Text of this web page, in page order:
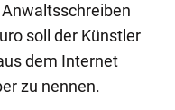
soll der Künstler
dem Internet
zu nennen.